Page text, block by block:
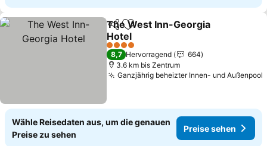
TeilenZu Favoriten hinzufügen
The West Inn-Georgia
Hotel
4 Sterne
8,7 Hervorragend
664
3.6 km bis Zentrum
Ganzjährig beheizter Innen- und Außenpool
Wähle Reisedaten aus, um die genauen
Preise zu sehen
Preise sehen